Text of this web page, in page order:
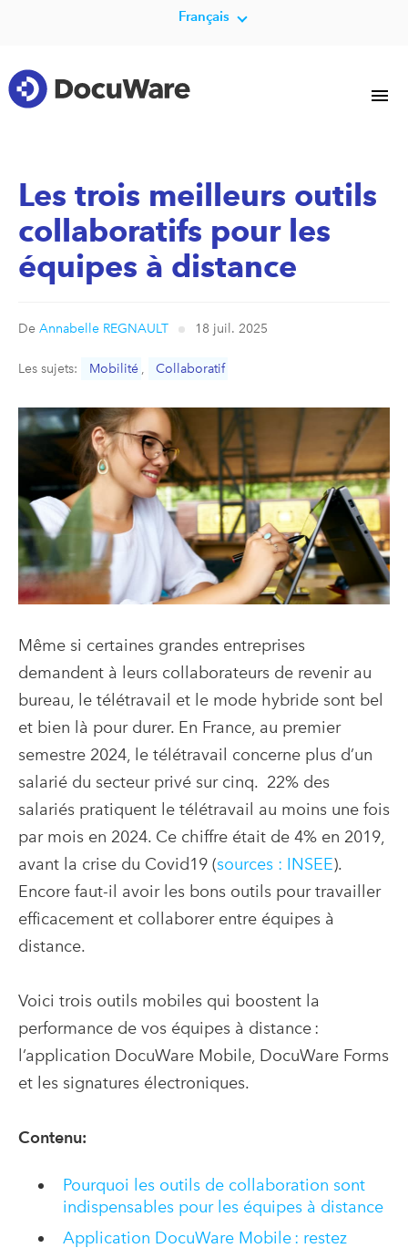
Français
Les trois meilleurs outils
collaboratifs pour les
équipes à distance
De Annabelle REGNAULT 18 juil. 2025
Les sujets: Mobilité , Collaboratif
Même si certaines grandes entreprises
demandent à leurs collaborateurs de revenir au
bureau, le télétravail et le mode hybride sont bel
et bien là pour durer. En France, au premier
semestre 2024, le télétravail concerne plus d’un
salarié du secteur privé sur cinq. 22% des
salariés pratiquent le télétravail au moins une fois
par mois en 2024. Ce chiffre était de 4% en 2019,
avant la crise du Covid19 (sources : INSEE).
Encore faut-il avoir les bons outils pour travailler
efficacement et collaborer entre équipes à
distance.
Voici trois outils mobiles qui boostent la
performance de vos équipes à distance :
l’application DocuWare Mobile, DocuWare Forms
et les signatures électroniques.
Contenu:
Pourquoi les outils de collaboration sont
indispensables pour les équipes à distance
Application DocuWare Mobile : restez